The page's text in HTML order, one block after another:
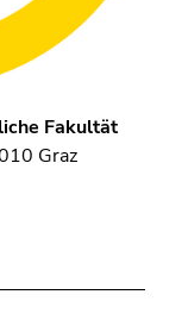
Fakultät
Graz